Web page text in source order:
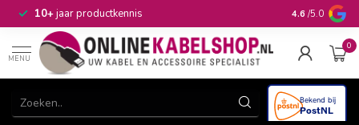
10+jaar productkennis 4.6 /5.0
MENU
0